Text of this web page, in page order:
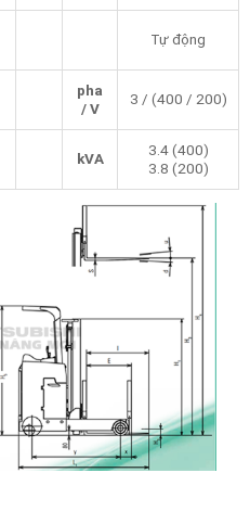
Tự động
pha
/ V
3 / (400 / 200)
kVA
3.4 (400)
3.8 (200)